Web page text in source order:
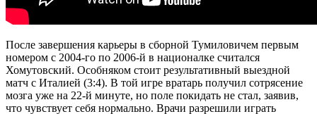
После завершения карьеры в сборной Тумиловичем первым
номером с 2004-го по 2006-й в националке считался
Хомутовский. Особняком стоит результативный выездной
матч с Италией (3:4). В той игре вратарь получил сотрясение
мозга уже на 22-й минуте, но поле покидать не стал, заявив,
что чувствует себя нормально. Врачи разрешили играть